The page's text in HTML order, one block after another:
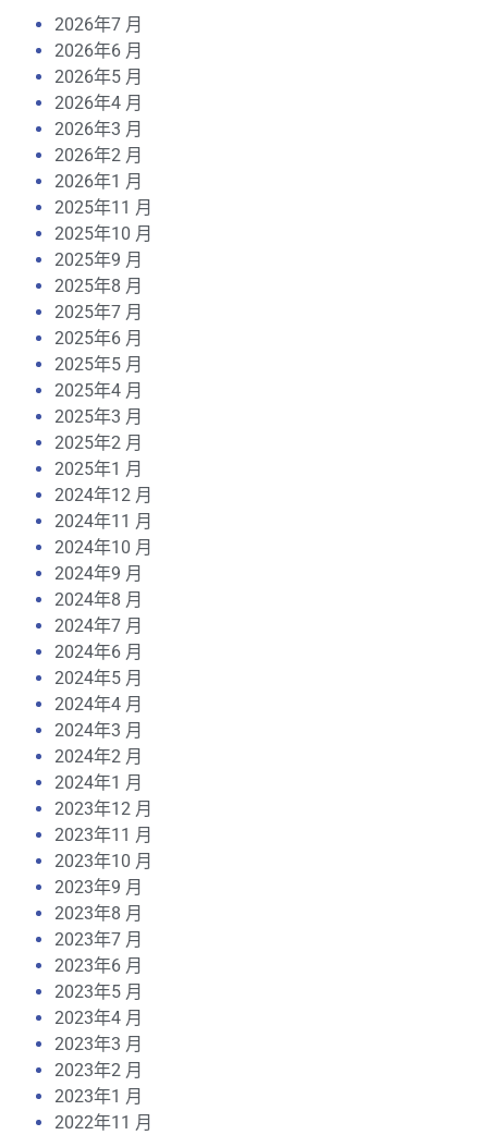
2026年7 月
2026年6 月
2026年5 月
2026年4 月
2026年3 月
2026年2 月
2026年1 月
2025年11 月
2025年10 月
2025年9 月
2025年8 月
2025年7 月
2025年6 月
2025年5 月
2025年4 月
2025年3 月
2025年2 月
2025年1 月
2024年12 月
2024年11 月
2024年10 月
2024年9 月
2024年8 月
2024年7 月
2024年6 月
2024年5 月
2024年4 月
2024年3 月
2024年2 月
2024年1 月
2023年12 月
2023年11 月
2023年10 月
2023年9 月
2023年8 月
2023年7 月
2023年6 月
2023年5 月
2023年4 月
2023年3 月
2023年2 月
2023年1 月
2022年11 月